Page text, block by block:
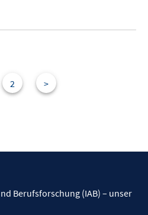
2 >
Berufsforschung (IAB) – unser